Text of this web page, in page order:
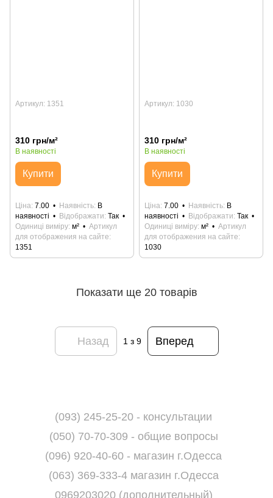
Артикул: 1351
310 грн/м²
В наявності
Купити
Ціна 7.00 Наявність В
наявності
Відображати Так
Одиниці виміру м²
Артикул
для отображения на сайте
1351
Артикул: 1030
310 грн/м²
В наявності
Купити
Ціна 7.00 Наявність В
наявності
Відображати Так
Одиниці виміру м²
Артикул
для отображения на сайте
1030
Показати ще 20 товарів
Назад 1з 9 Вперед
(093) 245-25-20 - консультации
(050) 70-70-309 - общие вопросы
(096) 920-40-60 - магазин г.Одесса
(063) 369-333-4 магазин г.Одесса
0969203020 (дополнительный)